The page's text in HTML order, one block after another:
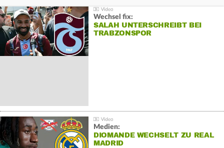
Wechsel fix:
SALAH UNTERSCHREIBT BEI
TRABZONSPOR
Medien:
DIOMANDE WECHSELT ZU REAL
MADRID